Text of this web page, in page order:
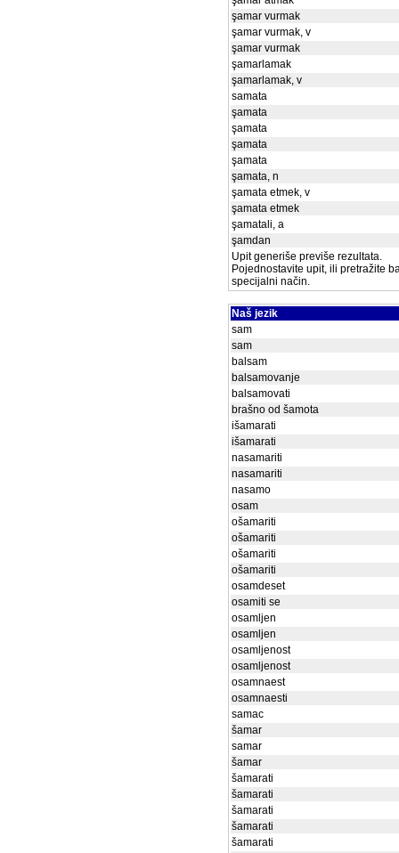
şamar vurmak
şamar vurmak, v
şamar vurmak
şamarlamak
şamarlamak, v
samata
şamata
şamata
şamata
şamata
şamata, n
şamata etmek, v
şamata etmek
şamatali, a
şamdan
Upit generiše previše rezultata.
Pojednostavite upit, ili pretražite
specijalni način.
Naš jezik
sam
sam
balsam
balsamovanje
balsamovati
brašno od šamota
išamarati
išamarati
nasamariti
nasamariti
nasamo
osam
ošamariti
ošamariti
ošamariti
ošamariti
osamdeset
osamiti se
osamljen
osamljen
osamljenost
osamljenost
osamnaest
osamnaesti
samac
šamar
samar
šamar
šamarati
šamarati
šamarati
šamarati
šamarati